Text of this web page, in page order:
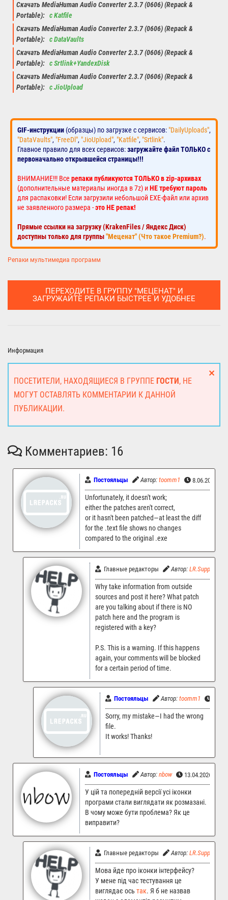
Скачать MediaHuman Audio Converter 2.3.7 (0606) (Repack &
Portable): с Katfile
Скачать MediaHuman Audio Converter 2.3.7 (0606) (Repack &
Portable): с DataVaults
Скачать MediaHuman Audio Converter 2.3.7 (0606) (Repack &
Portable): с Srtlink+YandexDisk
Скачать MediaHuman Audio Converter 2.3.7 (0606) (Repack &
Portable): с JioUpload
GIF-инструкции (образцы) по загрузке с сервисов: "DailyUploads",
"DataVaults", "FreeDl", "JioUpload", "Katfile", "Srtlink".
Главное правило для всех сервисов:загружайте файл ТОЛЬКО с
первоначально открывшейся страницы!!!
ВНИМАНИЕ!!! Все репаки публикуются ТОЛЬКО в zip-архивах
(дополнительные материалы иногда в 7z) иНЕ требуют пароль
для распаковки! Если загрузили небольшой EXE-файл или архив
не заявленного размера -это НЕ репак!
Прямые ссылки на загрузку (KrakenFiles / Яндекс Диск)
доступны только для группы"Меценат" (Что такое Premium?).
Репаки мультимедиа программ
ПЕРЕХОДИТЕ В ГРУППУ "МЕЦЕНАТ" И
ЗАГРУЖАЙТЕ РЕПАКИ БЫСТРЕЕ И УДОБНЕЕ
Информация
ПОСЕТИТЕЛИ, НАХОДЯЩИЕСЯ В ГРУППЕ ГОСТИ, НЕ
МОГУТ ОСТАВЛЯТЬ КОММЕНТАРИИ К ДАННОЙ
ПУБЛИКАЦИИ.
Комментариев: 16
Постояльцы Автор: toomm1 8.06.2026
Unfortunately, it doesn't work;
either the patches aren't correct,
or it hasn't been patched—at least the diff
for the .text file shows no changes
compared to the original .exe
Главные редакторы Автор: LR.Support
Why take information from outside
sources and post it here? What patch
are you talking about if there is NO
patch here and the program is
registered with a key?
P.S. This is a warning. If this happens
again, your comments will be blocked
for a certain period of time.
Постояльцы Автор: toomm1
Sorry, my mistake—I had the wrong
file.
It works! Thanks!
Постояльцы Автор: nbow 13.04.2026
У цій та попередній версії усі іконки
програми стали виглядати як розмазані.
В чому може бути проблема? Як це
виправити?
Главные редакторы Автор: LR.Support
Мова йде про іконки інтерфейсу?
У мене під час тестування це
виглядає ось так. Я б не назвав